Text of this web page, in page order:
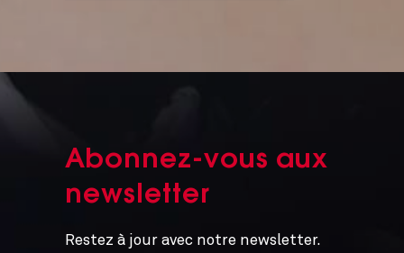
Abonnez-vous aux
newsletter
Restez à jour avec notre newsletter.